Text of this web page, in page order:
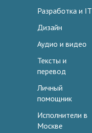
Разработка и IT
Дизайн
Аудио и видео
Тексты и
перевод
Личный
помощник
Исполнители в
Москве